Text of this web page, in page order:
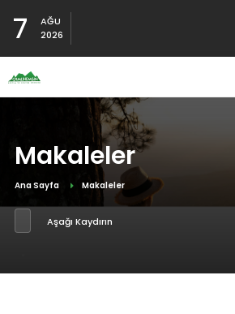
7
AĞU
2026
Makaleler
Ana Sayfa Makaleler
Aşağı Kaydırın